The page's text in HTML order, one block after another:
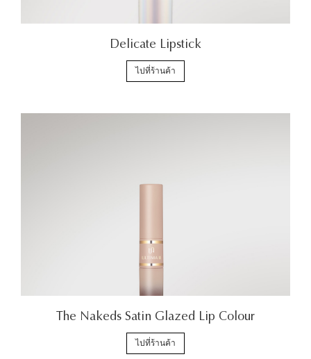
Delicate Lipstick
ไปที่ร้านค้า
The Nakeds Satin Glazed Lip Colour
ไปที่ร้านค้า